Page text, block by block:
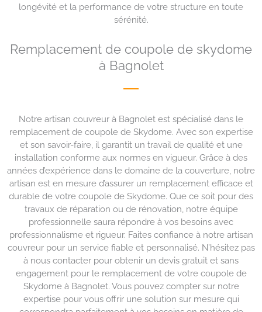
longévité et la performance de votre structure en toute
sérénité.
Remplacement de coupole de skydome
à Bagnolet
Notre artisan couvreur à Bagnolet est spécialisé dans le
remplacement de coupole de Skydome. Avec son expertise
et son savoir-faire, il garantit un travail de qualité et une
installation conforme aux normes en vigueur. Grâce à des
années d’expérience dans le domaine de la couverture, notre
artisan est en mesure d’assurer un remplacement efficace et
durable de votre coupole de Skydome. Que ce soit pour des
travaux de réparation ou de rénovation, notre équipe
professionnelle saura répondre à vos besoins avec
professionnalisme et rigueur. Faites confiance à notre artisan
couvreur pour un service fiable et personnalisé. N’hésitez pas
à nous contacter pour obtenir un devis gratuit et sans
engagement pour le remplacement de votre coupole de
Skydome à Bagnolet. Vous pouvez compter sur notre
expertise pour vous offrir une solution sur mesure qui